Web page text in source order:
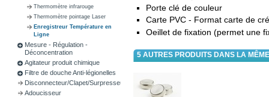
Thermomètre infrarouge
Thermomètre pointage Laser
Enregistreur Température en
Ligne
Mesure - Régulation -
Déconcentration
Agitateur produit chimique
Filtre de douche Anti-légionelles
Disconnecteur/Clapet/Surpresseur
Adoucisseur
Porte clé de couleur
Carte PVC - Format carte de
Oeillet de fixation (permet une
5 AUTRES PRODUITS DANS LA